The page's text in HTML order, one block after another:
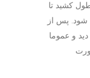
می‌گوید که ۱۲ سال طول کشید تا
شود. پس از
و عموما